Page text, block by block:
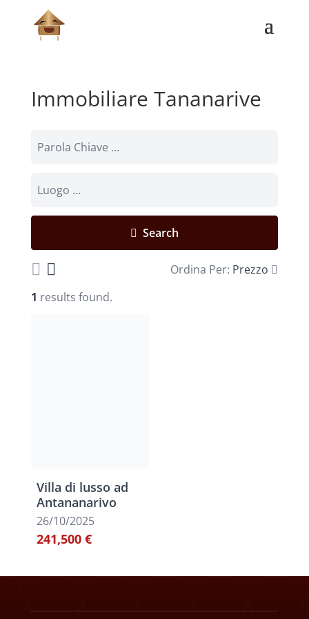
Immobiliare Tananarive
Search
Ordina Per: Prezzo
1 results found.
Villa di lusso ad
Antananarivo
26/10/2025
241,500 €